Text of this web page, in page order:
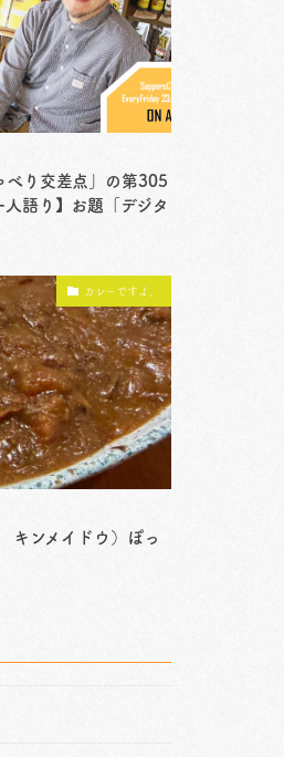
べり交差点」の第305
語り】お題「デジタ
カレーですよ。
キンメイドウ）ぽっ